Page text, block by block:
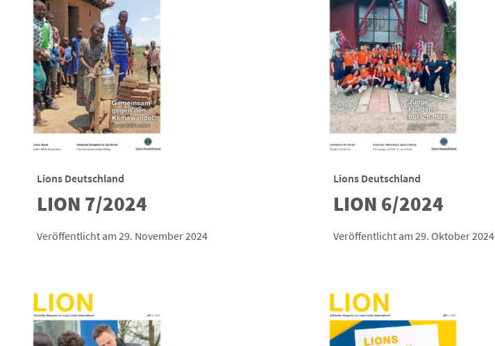
Lions Deutschland
LION 7/2024
Veröffentlicht am 29. November 2024
Lions Deutschland
LION 6/2024
Veröffentlicht am 29. Oktober 2024